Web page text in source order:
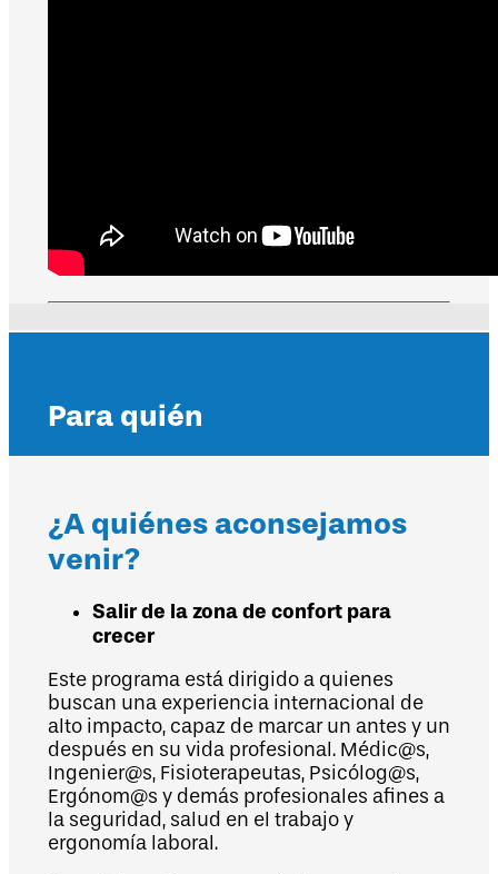
Para quién
¿A quiénes aconsejamos
venir?
Salir de la zona de confort para
crecer
Este programa está dirigido a quienes
buscan una experiencia internacional de
alto impacto, capaz de marcar un antes y un
después en su vida profesional. Médic@s,
Ingenier@s, Fisioterapeutas, Psicólog@s,
Ergónom@s y demás profesionales afines a
la seguridad, salud en el trabajo y
ergonomía laboral.